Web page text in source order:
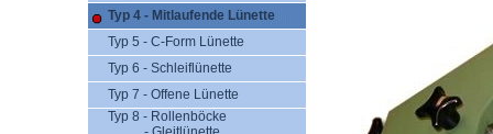
Typ 4 - Mitlaufende Lünette
Typ 5 - C-Form Lünette
Typ 6 - Schleiflünette
Typ 7 - Offene Lünette
Typ 8 - Rollenböcke